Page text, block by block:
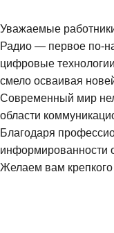
Уважаемые
Радио — первое по-
цифровые
смело осваивая
Современный мир
области
Благодаря
информированности
Желаем вам